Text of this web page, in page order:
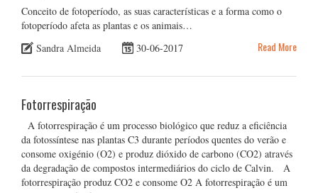
Conceito de fotoperíodo, as suas características e a forma como o
fotoperíodo afeta as plantas e os animais…
Sandra Almeida
30-06-2017 Read More
Fotorrespiração
A fotorrespiração é um processo biológico que reduz a eficiência
da fotossíntese nas plantas C3 durante períodos quentes do verão e
consome oxigénio (O2) e produz dióxido de carbono (CO2) através
da degradação de compostos intermediários do ciclo de Calvin. A
fotorrespiração produz CO2 e consome O2 A fotorrespiração é um